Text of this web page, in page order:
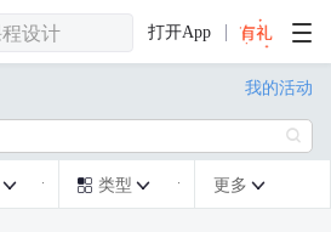
打开App
我的活动

  类型  更多 